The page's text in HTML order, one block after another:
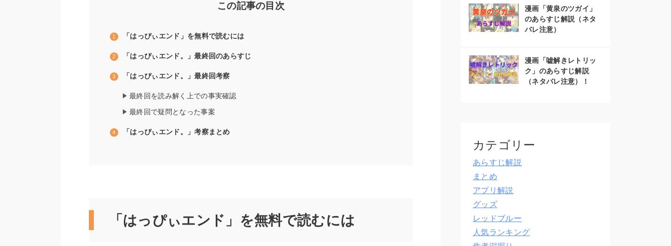
この記事の目次
「はっぴぃエンド」を無料で読むには
「はっぴぃエンド。」最終回のあらすじ
「はっぴぃエンド。」最終回考察
最終回を読み解く上での事実確認
最終回で疑問となった事案
「はっぴぃエンド。」考察まとめ
「はっぴぃエンド」を無料で読むには
漫画「黄泉のツガイ」
のあらすじ解説（ネタ
バレ注意）
漫画「嘘解きレトリッ
ク」のあらすじ解説
（ネタバレ注意）！
カテゴリー
あらすじ解説
まとめ
アプリ解説
グッズ
レッドブルー
人気ランキング